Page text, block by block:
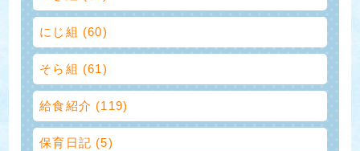
にじ組 (60)
そら組 (61)
給食紹介 (119)
保育日記 (5)